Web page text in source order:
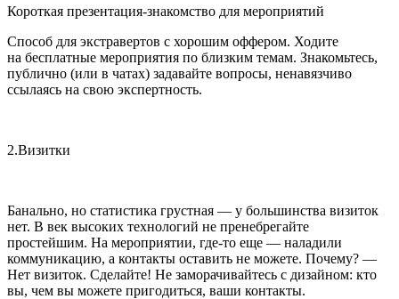
Короткая презентация-знакомство для мероприятий
Способ для экстравертов с хорошим оффером. Ходите
на бесплатные мероприятия по близким темам. Знакомьтесь,
публично (или в чатах) задавайте вопросы, ненавязчиво
ссылаясь на свою экспертность.
2.Визитки
Банально, но статистика грустная — у большинства визиток
нет. В век высоких технологий не пренебрегайте
простейшим. На мероприятии, где-то еще — наладили
коммуникацию, а контакты оставить не можете. Почему? —
Нет визиток. Сделайте! Не заморачивайтесь с дизайном: кто
вы, чем вы можете пригодиться, ваши контакты.